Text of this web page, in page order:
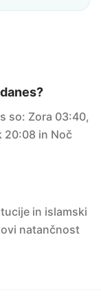
so: Zora 03:40,
20:08 in Noč
in islamski
natančnost